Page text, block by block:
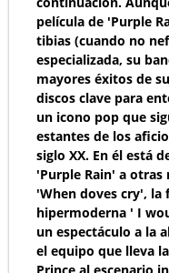
película de 'Purple
tibias (cuando no
especializada, su
mayores éxitos de
discos clave para
un icono pop que
estantes de los
siglo XX. En él está
'Purple Rain' a otras
'When doves cry', la
hipermoderna ' I
un espectáculo a la
el equipo que lleva
Prince al escenario